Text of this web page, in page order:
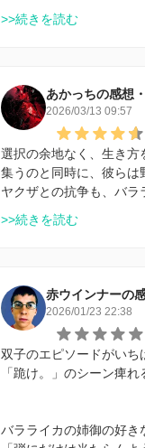
>>続きを読む
あかっちの感想
2026/03/13 09:57
選択の余地なく、生き方
集うのと同時に、彼らは
ヤクザとの抗争も、バラ
>>続きを読む
赤ウインナーの
2026/01/23 22:38
双子のエピソードがいち
「跪け。」のシーン痺れ
バラライカの姉御の好き